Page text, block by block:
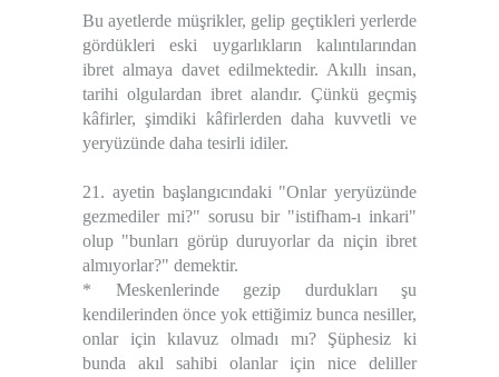
Bu ayetlerde müşrikler, gelip geçtikleri yerlerde
gördükleri eski uygarlıkların kalıntılarından
ibret almaya davet edilmektedir. Akıllı insan,
tarihi olgulardan ibret alandır. Çünkü geçmiş
kâfirler, şimdiki kâfirlerden daha kuvvetli ve
yeryüzünde daha tesirli idiler.
21. ayetin başlangıcındaki "Onlar yeryüzünde
gezmediler mi?" sorusu bir "istifham-ı inkari"
olup "bunları görüp duruyorlar da niçin ibret
almıyorlar?" demektir.
* Meskenlerinde gezip durdukları şu
kendilerinden önce yok ettiğimiz bunca nesiller,
onlar için kılavuz olmadı mı? Şüphesiz ki
bunda akıl sahibi olanlar için nice deliller